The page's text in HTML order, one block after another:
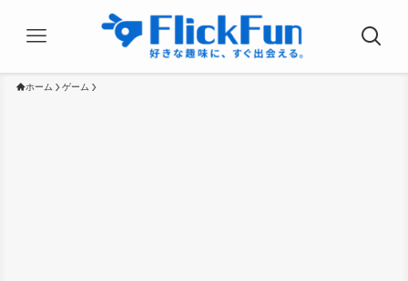
ホーム ゲーム